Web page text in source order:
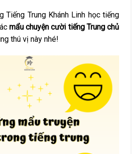
Tiếng Trung Khánh Linh học tiếng
mẩu chuyện cười tiếng Trung chủ
thú vị này nhé!